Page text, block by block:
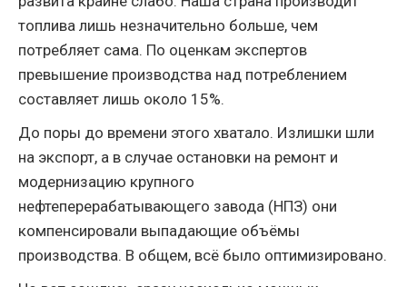
топлива лишь незначительно больше, чем
потребляет сама. По оценкам экспертов
превышение производства над потреблением
составляет лишь около 15%.
До поры до времени этого хватало. Излишки шли
на экспорт, а в случае остановки на ремонт и
модернизацию крупного
нефтеперерабатывающего завода (НПЗ) они
компенсировали выпадающие объёмы
производства. В общем, всё было оптимизировано.